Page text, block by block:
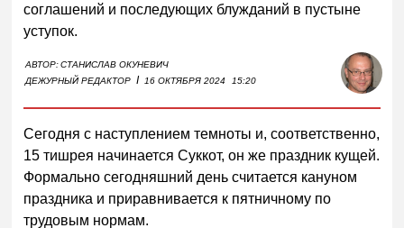
соглашений и последующих блужданий в пустыне
уступок.
АВТОР:СТАНИСЛАВ ОКУНЕВИЧ
ДЕЖУРНЫЙ РЕДАКТОР I 16 ОКТЯБРЯ 2024 15:20
Сегодня с наступлением темноты и, соответственно,
15 тишрея начинается Суккот, он же праздник кущей.
Формально сегодняшний день считается кануном
праздника и приравнивается к пятничному по
трудовым нормам.